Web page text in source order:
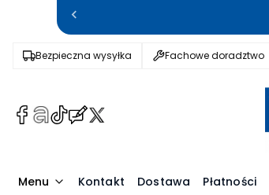
Bezpieczna wysyłka Fachowe doradztwo
(Otwiera
karcie)
(Otwiera
karcie)
(Otwiera
karcie)
(Otwiera
karcie)karcie)
Menu Kontakt Dostawa Płatności